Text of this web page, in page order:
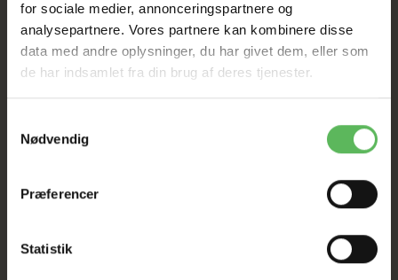
for sociale medier, annonceringspartnere og
analysepartnere. Vores partnere kan kombinere disse
data med andre oplysninger, du har givet dem, eller som
de har indsamlet fra din brug af deres tjenester.
Nødvendig
Præferencer
Statistik
Tilbud GÆLDER IKKE
I FYSISK BUTIKKERE